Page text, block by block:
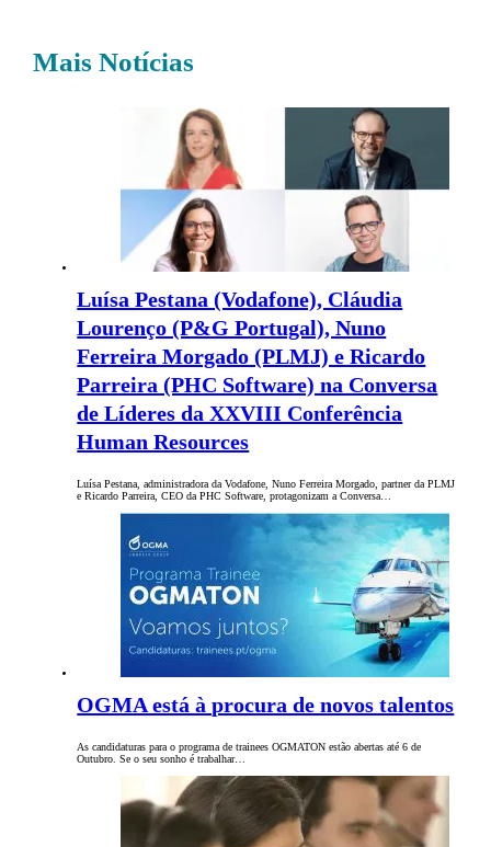
Mais Notícias
Luísa Pestana (Vodafone), Cláudia
Lourenço (P&G Portugal), Nuno
Ferreira Morgado (PLMJ) e Ricardo
Parreira (PHC Software) na Conversa
de Líderes da XXVIII Conferência
Human Resources
Luísa Pestana, administradora da Vodafone, Nuno Ferreira Morgado, partner da PLMJ
e Ricardo Parreira, CEO da PHC Software, protagonizam a Conversa…
OGMA está à procura de novos talentos
As candidaturas para o programa de trainees OGMATON estão abertas até 6 de
Outubro. Se o seu sonho é trabalhar…